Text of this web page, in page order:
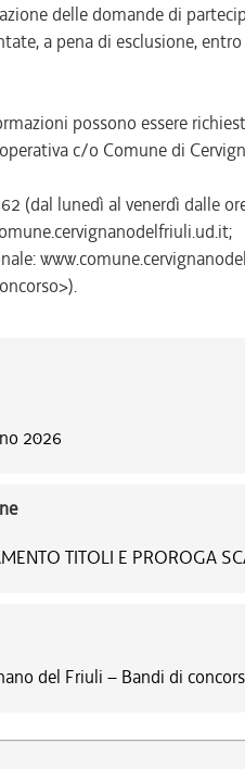
delle domande di
a pena di esclusione,
possono essere
c/o Comune di
(dal lunedì al venerdì dalle
2026
TITOLI E PROROGA
del Friuli – Bandi di